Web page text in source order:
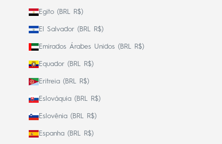
Egito (BRL R$)
El Salvador (BRL R$)
Emirados Árabes Unidos (BRL R$)
Equador (BRL R$)
Eritreia (BRL R$)
Eslováquia (BRL R$)
Eslovênia (BRL R$)
Espanha (BRL R$)